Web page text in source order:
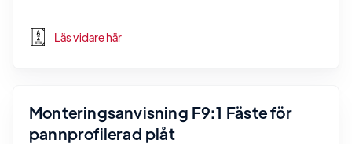
Läs vidare här
Monteringsanvisning F9:1 Fäste för
pannprofilerad plåt